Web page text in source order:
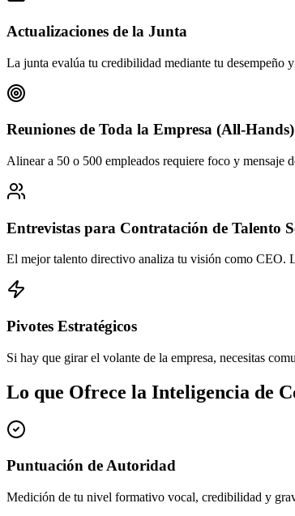
Actualizaciones de la Junta
La junta evalúa tu credibilidad mediante tu desempeño
Reuniones de Toda la Empresa (All-Hands)
Alinear a 50 o 500 empleados requiere foco y mensaje
Entrevistas para Contratación de Talento
El mejor talento directivo analiza tu visión como CEO.
Pivotes Estratégicos
Si hay que girar el volante de la empresa, necesitas
Lo que Ofrece la Inteligencia de
Puntuación de Autoridad
Medición de tu nivel formativo vocal, credibilidad y